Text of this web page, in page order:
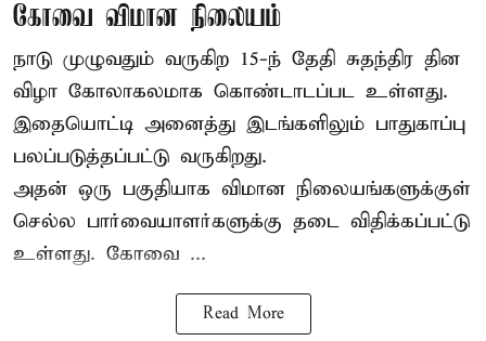
கோவை விமான நிலையம்
நாடு முழுவதும் வருகிற 15-ந் தேதி சுதந்திர தின
விழா கோலாகலமாக கொண்டாடப்பட உள்ளது.
இதையொட்டி அனைத்து இடங்களிலும் பாதுகாப்பு
பலப்படுத்தப்பட்டு வருகிறது.
அதன் ஒரு பகுதியாக விமான நிலையங்களுக்குள்
செல்ல பார்வையாளர்களுக்கு தடை விதிக்கப்பட்டு
உள்ளது. கோவை ...
Read More